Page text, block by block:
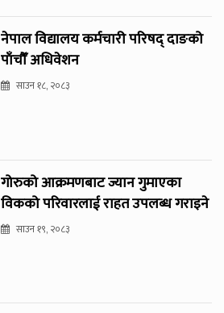
नेपाल विद्यालय कर्मचारी परिषद् दाङको
पाँचौँ अधिवेशन
साउन १८, २०८३
गोरुको आक्रमणबाट ज्यान गुमाएका
विकको परिवारलाई राहत उपलब्ध गराइने
साउन १९, २०८३